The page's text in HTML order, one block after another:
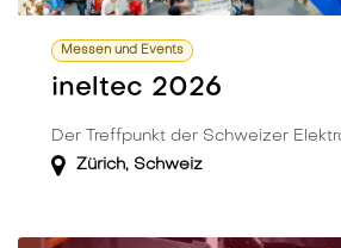
Messen und Events
ineltec 2026
Der Treffpunkt der Schweizer
Zürich, Schweiz